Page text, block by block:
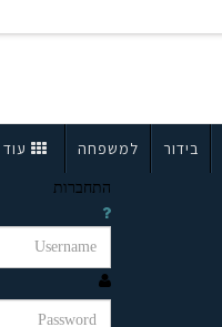
בידור למשפחה עוד
התחברות